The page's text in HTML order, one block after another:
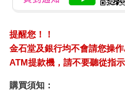
提醒您！！
金石堂及銀行均不會請您操
ATM提款機，請不要聽從指
購買須知：